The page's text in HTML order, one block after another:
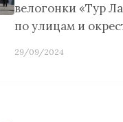
велогонки «Тур
по улицам и
29/09/2024